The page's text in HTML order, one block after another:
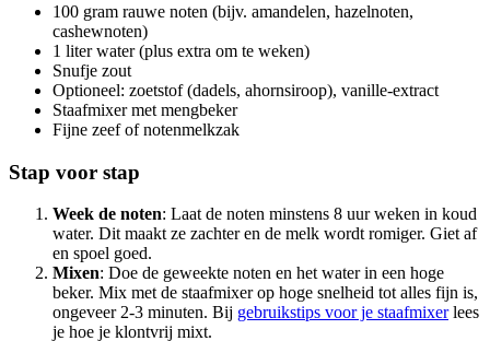
100 gram rauwe noten (bijv. amandelen, hazelnoten,
cashewnoten)
1 liter water (plus extra om te weken)
Snufje zout
Optioneel: zoetstof (dadels, ahornsiroop), vanille-extract
Staafmixer met mengbeker
Fijne zeef of notenmelkzak
Stap voor stap
Week de noten: Laat de noten minstens 8 uur weken in koud
water. Dit maakt ze zachter en de melk wordt romiger. Giet af
en spoel goed.
Mixen: Doe de geweekte noten en het water in een hoge
beker. Mix met de staafmixer op hoge snelheid tot alles fijn is,
ongeveer 2-3 minuten. Bij gebruikstips voor je staafmixerlees
je hoe je klontvrij mixt.